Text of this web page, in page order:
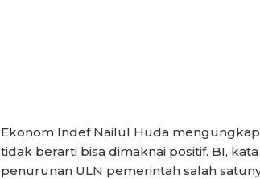
Ekonom Indef Nailul Huda
tidak berarti bisa dimaknai positif. BI,
penurunan ULN pemerintah salah